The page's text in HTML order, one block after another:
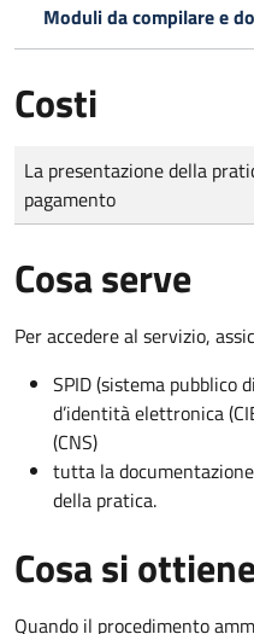
Moduli da compilare e
Costi
Tipo di pagamento
Importo
La presentazione della
pagamento
Cosa serve
Per accedere al servizio,
SPID (sistema pubblico
d’identità elettronica
(CNS)
tutta la
della pratica.
Cosa si
Quando il procedimento